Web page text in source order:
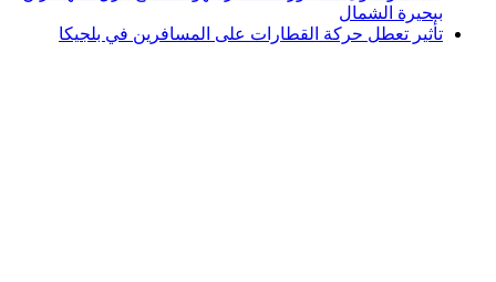
ببحيرة الشمال
تأثير تعطل حركة القطارات على المسافرين في بلجيكا